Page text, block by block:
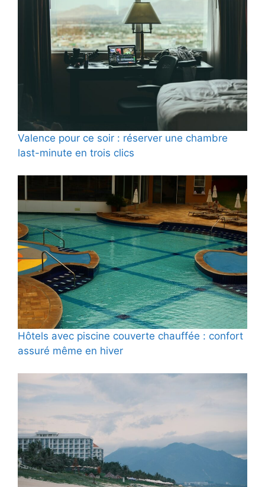
Valence pour ce soir : réserver une chambre
last-minute en trois clics
Hôtels avec piscine couverte chauffée : confort
assuré même en hiver